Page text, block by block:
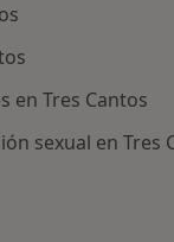
en Tres Cantos
sexual en Tres